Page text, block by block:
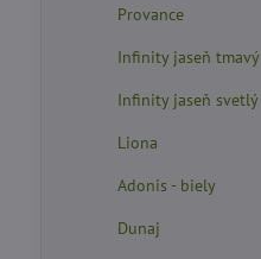
Provance
Infinity jaseň tmavý
Infinity jaseň svetlý
Liona
Adonis - biely
Dunaj